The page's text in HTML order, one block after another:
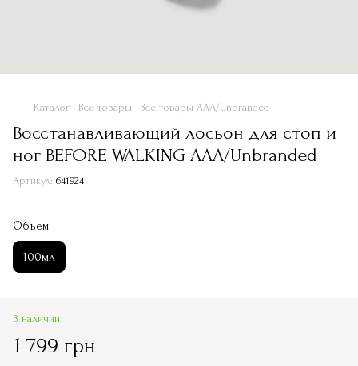
Каталог Все товары Все товары ААА/Unbranded
Восстанавливающий лосьон для стоп и
ног BEFORE WALKING ААА/Unbranded
Артикул: 641924
Объем
100мл
В наличии
1 799 грн